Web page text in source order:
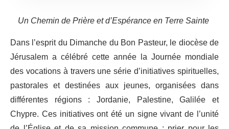
Un Chemin de Prière et d’Espérance en Terre Sainte
Dans l’esprit du Dimanche du Bon Pasteur, le diocèse de
Jérusalem a célébré cette année la Journée mondiale
des vocations à travers une série d’initiatives spirituelles,
pastorales et destinées aux jeunes, organisées dans
différentes régions : Jordanie, Palestine, Galilée et
Chypre. Ces initiatives ont été un signe vivant de l’unité